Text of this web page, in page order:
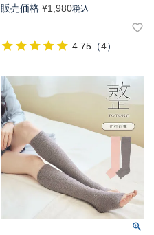
販売価格 ¥1,980税込
4.75（4）